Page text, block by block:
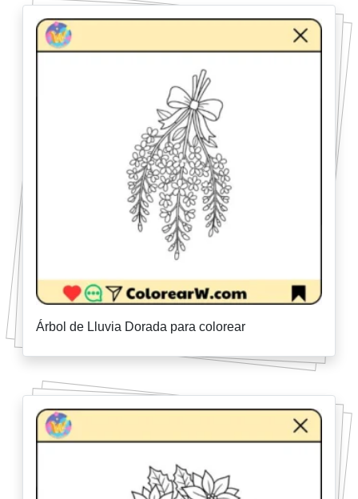
Árbol de Lluvia Dorada para colorear